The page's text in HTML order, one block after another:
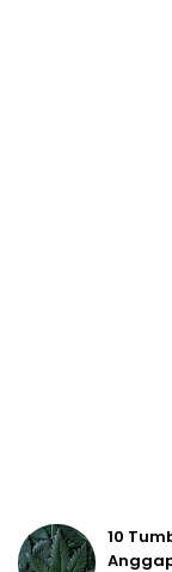
10